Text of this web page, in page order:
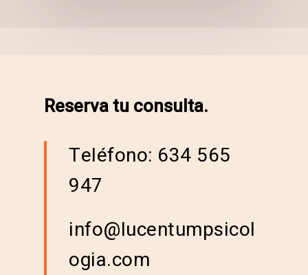
Reserva tu consulta.
Teléfono: 634 565
947
info@lucentumpsicol
ogia.com